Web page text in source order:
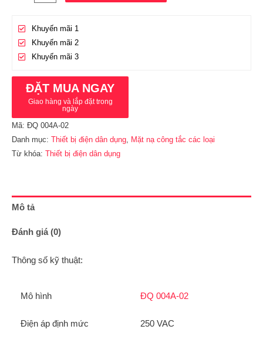
Khuyến mãi 1
Khuyến mãi 2
Khuyến mãi 3
ĐẶT MUA NGAY
Giao hàng và lắp đặt trong
ngày
Mã: ĐQ 004A-02
Danh mục: Thiết bị điện dân dụng, Mặt nạ công tắc các loại
Từ khóa: Thiết bị điện dân dụng
Mô tả
Đánh giá (0)
Thông số kỹ thuật:
Mô hình ĐQ 004A-02
Điện áp định mức 250 VAC